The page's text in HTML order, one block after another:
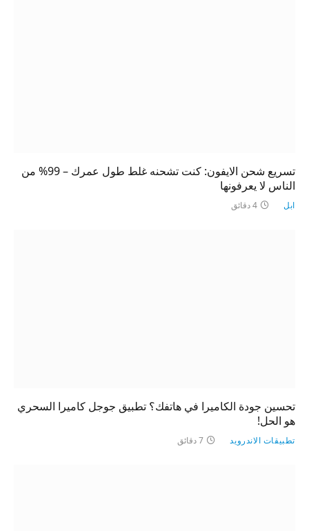
تسريع شحن الايفون: كنت تشحنه غلط طول عمرك – 99% من
الناس لا يعرفونها
ابل 4 دقائق
تحسين جودة الكاميرا في هاتفك؟ تطبيق جوجل كاميرا السحري
هو الحل!
تطبيقات الاندرويد 7 دقائق